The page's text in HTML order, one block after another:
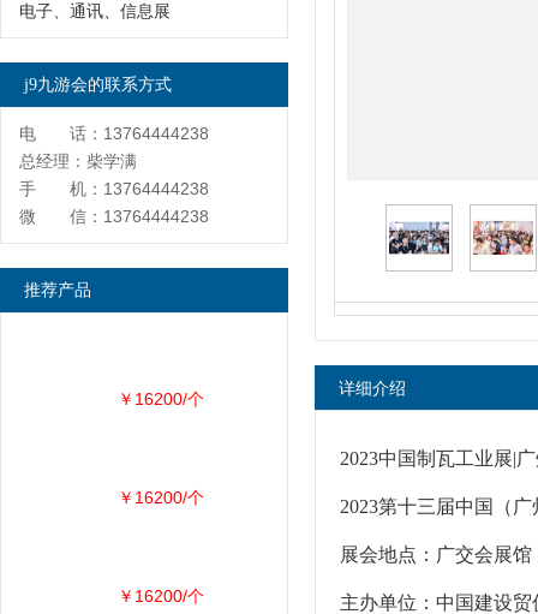
详细介绍
2023中国制瓦工业展|
2023第十三届中国（
展会地点：广交会展
主办单位：中国建设
电子、通讯、信息展
j9九游会的联系方式
电 话：13764444238
总经理：柴学满
手 机：13764444238
微 信：13764444238
推荐产品
￥16200/个
￥16200/个
￥16200/个